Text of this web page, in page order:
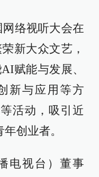
络视听大会在
新大众文艺，
赋能与发展、
新与应用等方
活动，吸引近
创业者。
电视台）董事